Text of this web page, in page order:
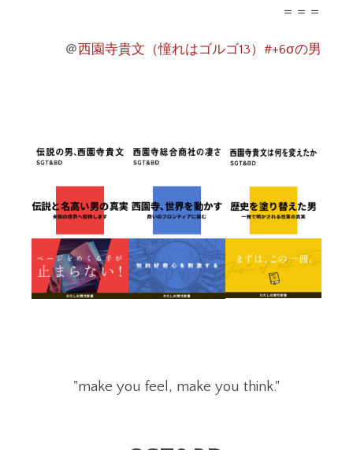
＝＝＝
＠西園寺貴文（憧れはゴルゴ13）#+6σの男
"make you feel, make you think."